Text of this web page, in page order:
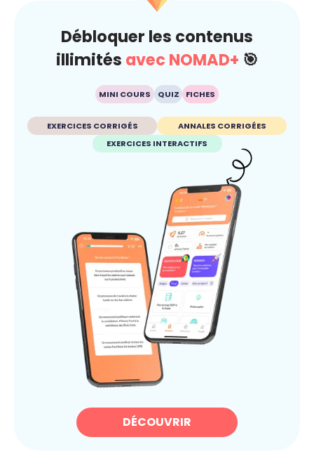
Débloquer les contenus
illimités avec NOMAD+ 🎯
MINI COURS QUIZ FICHES
EXERCICES CORRIGÉS
ANNALES CORRIGÉES
EXERCICES INTERACTIFS
DÉCOUVRIR